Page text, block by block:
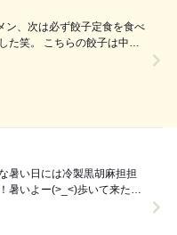
ン、次は必ず餃子定食を食べ